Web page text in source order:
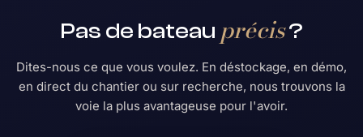
Pas de bateau précis?
Dites-nous ce que vous voulez. En déstockage, en démo,
en direct du chantier ou sur recherche, nous trouvons la
voie la plus avantageuse pour l'avoir.